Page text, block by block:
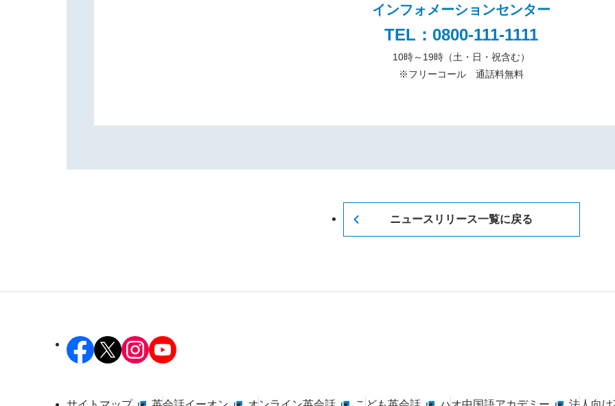
インフォメーションセンター
TEL：0800-111-1111
10時～19時（土・日・祝含む）
※フリーコール 通話料無料
ニュースリリース一覧に戻る